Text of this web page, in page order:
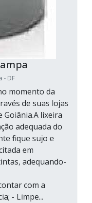
- DF
momento da
de suas lojas
lixeira
adequada do
fique sujo e
em
adequando-
com a
- Limpe...